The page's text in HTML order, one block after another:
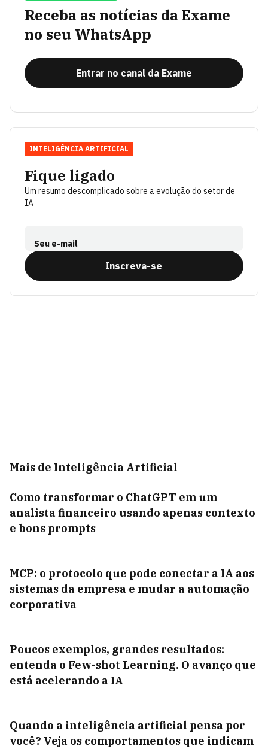
Receba as notícias da Exame
no seu WhatsApp
Entrar no canal da Exame
Fique ligado
Um resumo descomplicado sobre a evolução do setor de
IA
Seu e-mail
Inscreva-se
INTELIGÊNCIA ARTIFICIAL
Mais de Inteligência Artificial
Como transformar o ChatGPT em um
analista financeiro usando apenas contexto
e bons prompts
MCP: o protocolo que pode conectar a IA aos
sistemas da empresa e mudar a automação
corporativa
Poucos exemplos, grandes resultados:
entenda o Few-shot Learning. O avanço que
está acelerando a IA
Quando a inteligência artificial pensa por
você? Veja os comportamentos que indicam